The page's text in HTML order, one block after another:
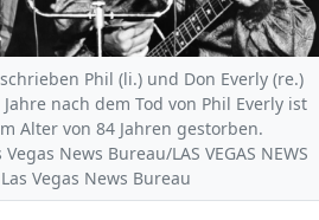
Phil (li.) und Don Everly (re.)
nach dem Tod von Phil Everly ist
Alter von 84 Jahren gestorben.
News Bureau/LAS VEGAS NEWS
Vegas News Bureau